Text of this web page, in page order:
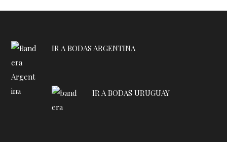
IR A BODAS ARGENTINA
IR A BODAS URUGUAY